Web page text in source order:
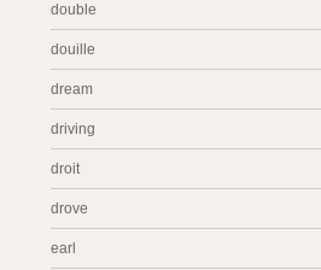
double
douille
dream
driving
droit
drove
earl